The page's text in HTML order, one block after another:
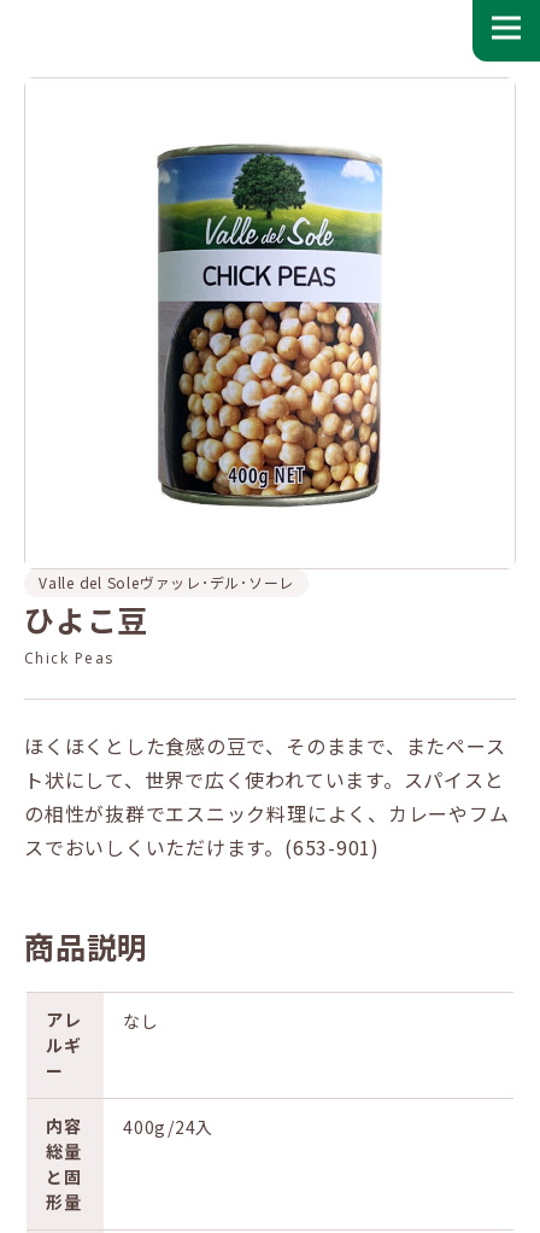
Valle del Soleヴァッレ･デル･ソーレ
ひよこ豆
Chick Peas
ほくほくとした食感の豆で、そのままで、またペース
ト状にして、世界で広く使われています。スパイスと
の相性が抜群でエスニック料理によく、カレーやフム
スでおいしくいただけます。(653-901)
商品説明
アレ
ルギ
ー
なし
内容
総量
と固
形量
400g/24入